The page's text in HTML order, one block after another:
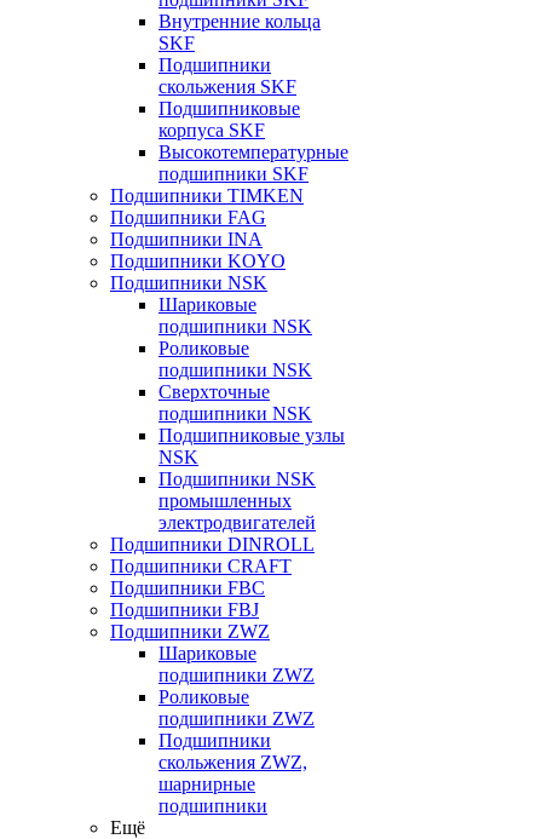
Внутренние кольца
SKF
Подшипники
скольжения SKF
Подшипниковые
корпуса SKF
Высокотемпературные
подшипники SKF
Подшипники TIMKEN
Подшипники FAG
Подшипники INA
Подшипники KOYO
Подшипники NSK
Шариковые
подшипники NSK
Роликовые
подшипники NSK
Сверхточные
подшипники NSK
Подшипниковые узлы
NSK
Подшипники NSK
промышленных
электродвигателей
Подшипники DINROLL
Подшипники CRAFT
Подшипники FBC
Подшипники FBJ
Подшипники ZWZ
Шариковые
подшипники ZWZ
Роликовые
подшипники ZWZ
Подшипники
скольжения ZWZ,
шарнирные
подшипники
Ещё